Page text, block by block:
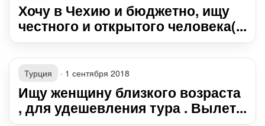
Хочу в Чехию и бюджетно, ищу
честного и открытого человека(...
Турция · 1 сентября 2018
Ищу женщину близкого возраста
, для удешевления тура . Вылет...